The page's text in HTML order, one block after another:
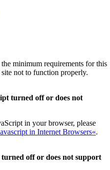
minimum requirements for this
not to function properly.
turned off or does not
in your browser, please
in Internet Browsers«.
off or does not support